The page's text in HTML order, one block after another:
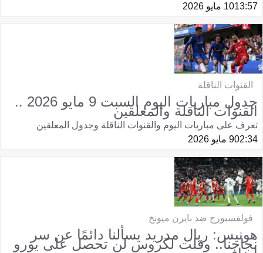
13:5710 مايو 2026
القنوات الناقلة
جدول مباريات اليوم السبت 9 مايو 2026 ..
القنوات الناقلة والمعلقين
تعرف على مباريات اليوم والقنوات الناقلة وجدول المعلقين
02:349 مايو 2026
فولفسبورج ضد بايرن ميونخ
هونيس: ريال مدريد يسألنا دائمًا عن سر
نجاحنا.. وقلت لكروس لن تحصل على يورو